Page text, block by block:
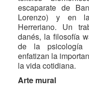
escaparate de
Lorenzo) y en
Herreriano. Un
danés, la filosofía
de la psicología
enfatizan la
la vida cotidiana.
Arte mural